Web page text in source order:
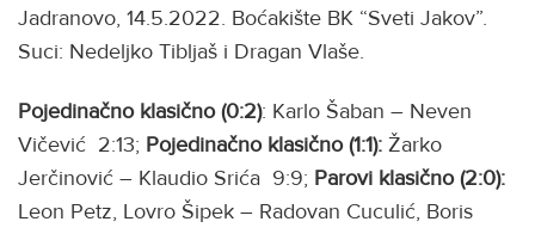
Jadranovo, 14.5.2022. Boćakište BK “Sveti Jakov”.
Suci: Nedeljko Tibljaš i Dragan Vlaše.
Pojedinačno klasično (0:2): Karlo Šaban – Neven
Vičević 2:13; Pojedinačno klasično (1:1): Žarko
Jerčinović – Klaudio Srića 9:9; Parovi klasično (2:0):
Leon Petz, Lovro Šipek – Radovan Cuculić, Boris